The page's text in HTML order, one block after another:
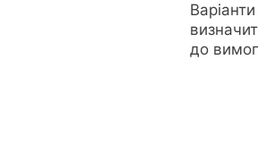
до